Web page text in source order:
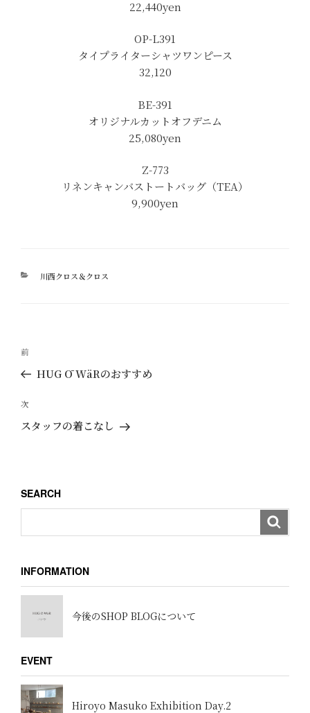
22,440yen
OP-L391
タイプライターシャツワンピース
32,120
BE-391
オリジナルカットオフデニム
25,080yen
Z-773
リネンキャンバストートバッグ（TEA）
9,900yen
カ
川西クロス＆クロス
投
ナ
ビ
ゲ
ン
過
去
投
稿
前
HUG Ō WäRのおすすめ
次
の
次
スタッフの着こなし
SEARCH
INFORMATION
今後のSHOP BLOGについて
EVENT
Hiroyo Masuko Exhibition Day.2